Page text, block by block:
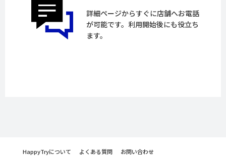
詳細ページからすぐに店舗へお電話
が可能です。利用開始後にも役立ち
ます。
HappyTryについて よくある質問
お問い合わせ